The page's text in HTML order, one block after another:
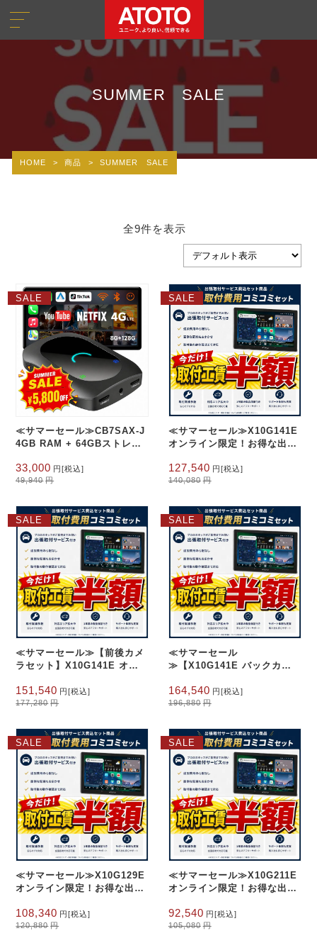
SUMMER SALE
HOME > 商品 > SUMMER SALE
全9件を表示
SALE
≪サマーセール≫CB7SAX-J
4GB RAM + 64GBストレー
49,940 円
元
の
49,940
円
で
し
た。
33,000 円
現
在
は
33,000
円
で
す。
[税込]
SALE
≪サマーセール≫X10G141E
オンライン限定！お得な出張
8+128G フローティング型
140,080 円
元
の
140,080
円
で
た。
127,540 円
現
在
は
127,540
円
す。
[税込]
SALE
≪サマーセール≫【前後カメ
ラセット】X10G141E オン
費込み14.1インチ 8+128G
フローティング型 AC-
177,280 円
元
の
価
177,280
円
で
し
た。
151,540 円
現
在
の
は
151,540
円
で
す。
[税込]
SALE
≪サマーセール
≫【X10G141E バックカメ
オンライン限定！お得な出張
取付費込み14.1インチ
AC-HD02LR・AC-
FHD02DV・AC-FHD02LR
196,880 円
元
の
価
196,880
円
で
た。
164,540 円
現
在
の
は
164,540
円
す。
[税込]
SALE
≪サマーセール≫X10G129E
オンライン限定！お得な出張
8GB+128GB
120,880 円
元
の
価
108,340 円
現
在
の
[税込]
SALE
≪サマーセール≫X10G211E
オンライン限定！お得な出張
8G+128G
105,080 円
元
の
価
92,540 円
現
在
の
[税込]